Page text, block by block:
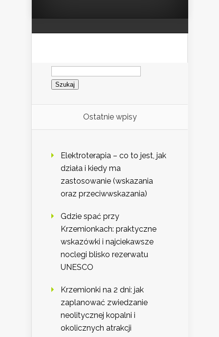
Szukaj:
Ostatnie wpisy
Elektroterapia – co to jest, jak
działa i kiedy ma
zastosowanie (wskazania
oraz przeciwwskazania)
Gdzie spać przy
Krzemionkach: praktyczne
wskazówki i najciekawsze
noclegi blisko rezerwatu
UNESCO
Krzemionki na 2 dni: jak
zaplanować zwiedzanie
neolitycznej kopalni i
okolicznych atrakcji